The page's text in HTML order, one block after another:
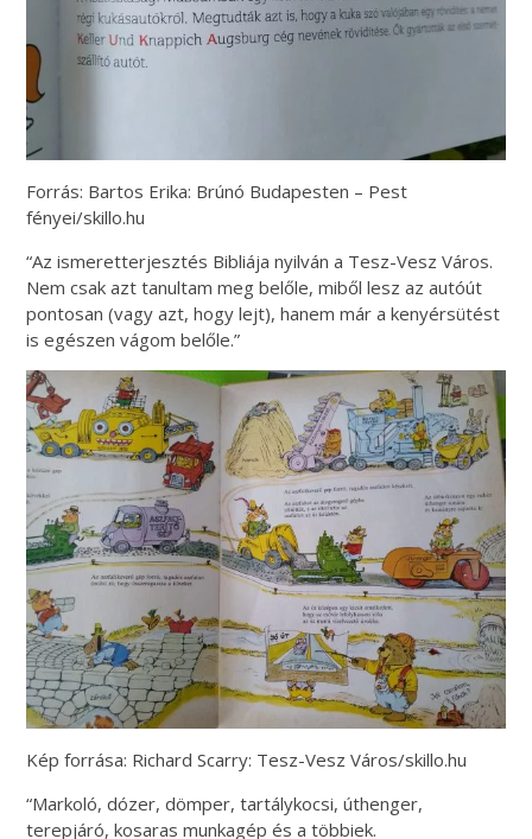
Forrás: Bartos Erika: Brúnó Budapesten – Pest
fényei/skillo.hu
“Az ismeretterjesztés Bibliája nyilván a Tesz-Vesz Város.
Nem csak azt tanultam meg belőle, miből lesz az autóút
pontosan (vagy azt, hogy lejt), hanem már a kenyérsütést
is egészen vágom belőle.”
Kép forrása: Richard Scarry: Tesz-Vesz Város/skillo.hu
“Markoló, dózer, dömper, tartálykocsi, úthenger,
terepjáró, kosaras munkagép és a többiek.